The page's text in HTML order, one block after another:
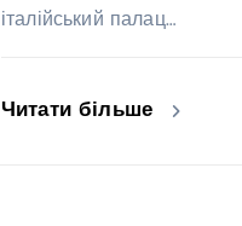
італійський палац…
Читати більше